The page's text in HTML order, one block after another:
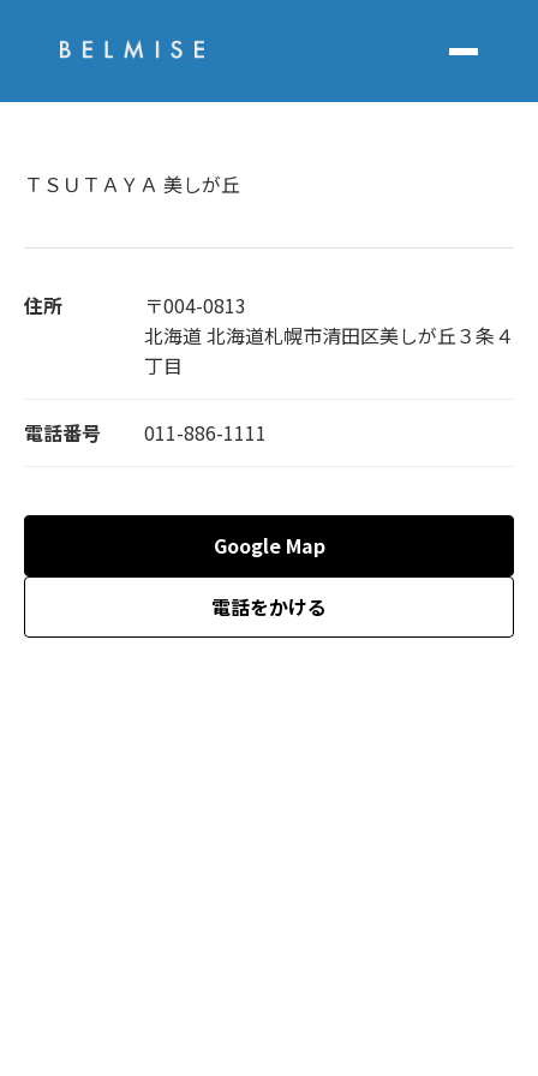
ＴＳＵＴＡＹＡ 美しが丘
住所
〒004-0813
北海道 北海道札幌市清田区美しが丘３条４
丁目
電話番号 011-886-1111
Google Map
電話をかける